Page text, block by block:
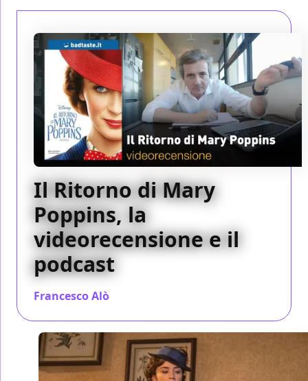
Il Ritorno di Mary
Poppins, la
videorecensione e il
podcast
Francesco Alò